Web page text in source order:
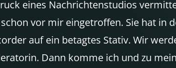
eines Nachrichtenstudios
vor mir eingetroffen. Sie hat in
auf ein betagtes Stativ. Wir
Dann komme ich und zu